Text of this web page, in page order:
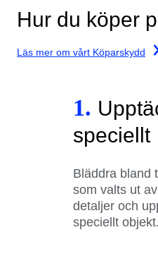
Hur du köper
Läs mer om vårt Köparskydd
1.
speciellt
Bläddra bland
som valts ut
detaljer och
speciellt objekt.